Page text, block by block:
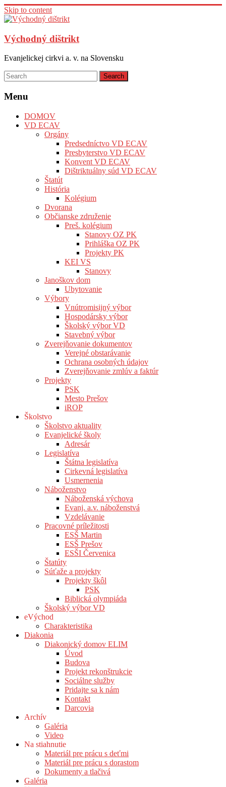
Skip to content
Východný dištrikt
Evanjelickej cirkvi a. v. na Slovensku
Menu
DOMOV
VD ECAV
Orgány
Predsedníctvo VD ECAV
Presbyterstvo VD ECAV
Konvent VD ECAV
Dištriktuálny súd VD ECAV
Štatút
História
Kolégium
Dvorana
Občianske združenie
Preš. kolégium
Stanovy OZ PK
Prihláška OZ PK
Projekty PK
KEI VS
Stanovy
Janoškov dom
Ubytovanie
Výbory
Vnútromisijný výbor
Hospodársky výbor
Školský výbor VD
Stavebný výbor
Zverejňovanie dokumentov
Verejné obstarávanie
Ochrana osobných údajov
Zverejňovanie zmlúv a faktúr
Projekty
PSK
Mesto Prešov
iROP
Školstvo
Školstvo aktuality
Evanjelické školy
Adresár
Legislatíva
Štátna legislatíva
Cirkevná legislatíva
Usmernenia
Náboženstvo
Náboženská výchova
Evanj. a.v. náboženstvá
Vzdelávanie
Pracovné príležitosti
ESŠ Martin
ESŠ Prešov
ESŠI Červenica
Štatúty
Súťaže a projekty
Projekty škôl
PSK
Biblická olympiáda
Školský výbor VD
eVýchod
Charakteristika
Diakonia
Diakonický domov ELIM
Úvod
Budova
Projekt rekonštrukcie
Sociálne služby
Pridajte sa k nám
Kontakt
Darcovia
Archív
Galéria
Video
Na stiahnutie
Materiál pre prácu s deťmi
Materiál pre prácu s dorastom
Dokumenty a tlačivá
Galéria